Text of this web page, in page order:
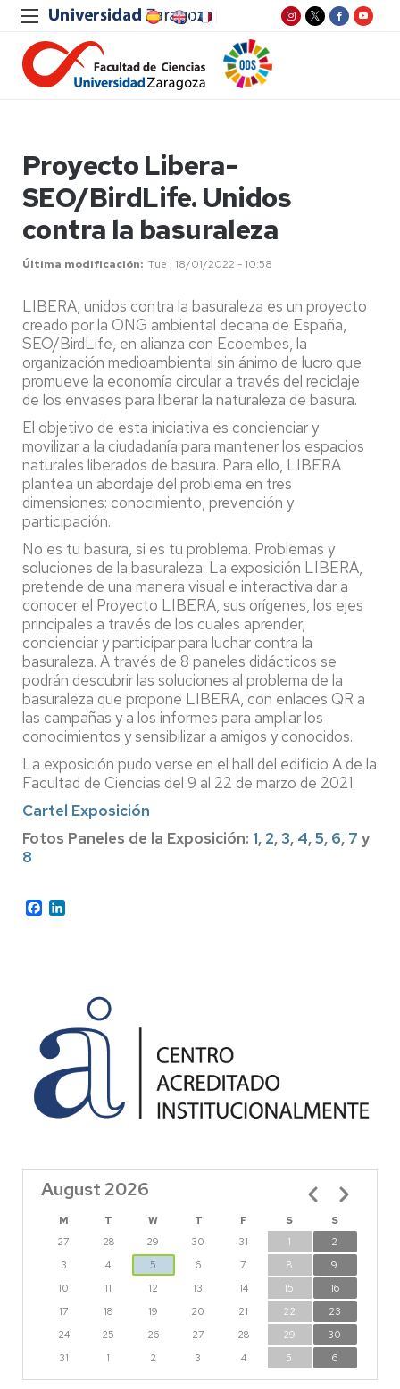
Proyecto Libera-
SEO/BirdLife. Unidos
contra la basuraleza
Última modificación Tue , 18/01/2022 - 10:58
LIBERA, unidos contra la basuraleza es un proyecto
creado por la ONG ambiental decana de España,
SEO/BirdLife, en alianza con Ecoembes, la
organización medioambiental sin ánimo de lucro que
promueve la economía circular a través del reciclaje
de los envases para liberar la naturaleza de basura.
El objetivo de esta iniciativa es concienciar y
movilizar a la ciudadanía para mantener los espacios
naturales liberados de basura. Para ello, LIBERA
plantea un abordaje del problema en tres
dimensiones: conocimiento, prevención y
participación.
No es tu basura, si es tu problema. Problemas y
soluciones de la basuraleza: La exposición LIBERA,
pretende de una manera visual e interactiva dar a
conocer el Proyecto LIBERA, sus orígenes, los ejes
principales a través de los cuales aprender,
concienciar y participar para luchar contra la
basuraleza. A través de 8 paneles didácticos se
podrán descubrir las soluciones al problema de la
basuraleza que propone LIBERA, con enlaces QR a
las campañas y a los informes para ampliar los
conocimientos y sensibilizar a amigos y conocidos.
La exposición pudo verse en el hall del edificio A de la
Facultad de Ciencias del 9 al 22 de marzo de 2021.
Cartel Exposición
Fotos Paneles de la Exposición: 1, 2,3, 4,5, 6, 7 y
8
Facebook
August 2026
M T W T F S
S
27
28 29 30 31 1
2
3
4 5 6 7 8
9
10
11 12 13 14 15
16
17
18 19 20 21 22
23
24
25 26 27 28 29
30
31
1 2 3 4 5 6
Pagination